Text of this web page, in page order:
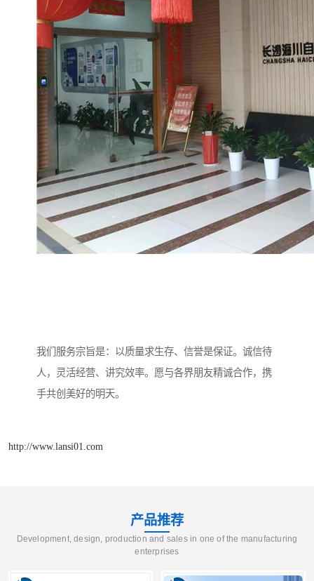
我们服务宗旨是：以质量求生存、信誉是保证。诚信待
人，灵活经营、讲究效率。愿与各界朋友精诚合作，携
手共创美好的明天。
http://www.lansi01.com
产品推荐
Development, design, production and sales in one of the manufacturing
enterprises